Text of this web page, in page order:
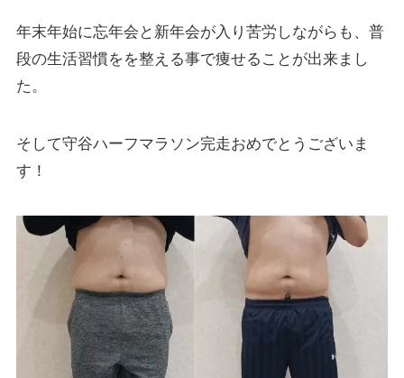
年末年始に忘年会と新年会が入り苦労しながらも、普
段の生活習慣をを整える事で痩せることが出来まし
た。
そして守谷ハーフマラソン完走おめでとうございま
す！